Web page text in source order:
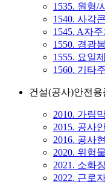
1535. 원형/
1540. 사각
1545. A자주
1550. 경광
1555. 요일
1560. 기타
건설(공사)안전용
2010. 가림
2015. 공사
2016. 공사
2020. 위험
2021. 소화
2022. 근로